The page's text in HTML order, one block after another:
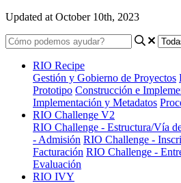
Updated at October 10th, 2023
RIO Recipe
Gestión y Gobierno de Proyectos
Prototipo Construcción e
Implementación y Metadatos
RIO Challenge V2
RIO Challenge - Estructura/Vía
- Admisión RIO Challenge -
Facturación RIO Challenge -
Evaluación
RIO IVY